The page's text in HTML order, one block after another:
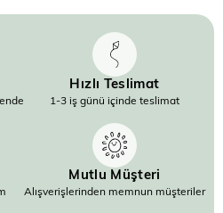
Hızlı Teslimat
1-3 iş günü içinde teslimat
Mutlu Müşteri
Alışverişlerinden memnun müşteriler